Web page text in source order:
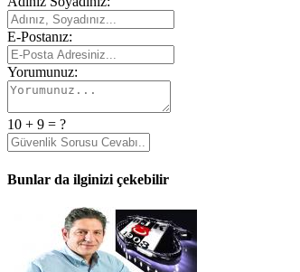
E-Postanız:
Yorumunuz:
10 + 9 = ?
Bunlar da ilginizi çekebilir